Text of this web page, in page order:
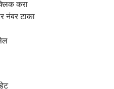
करा
नंबर टाका